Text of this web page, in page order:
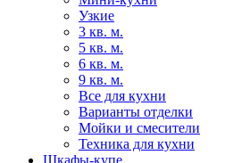
Узкие
3 кв. м.
5 кв. м.
6 кв. м.
9 кв. м.
Все для кухни
Варианты отделки
Мойки и смесители
Техника для кухни
Шкафы-купе